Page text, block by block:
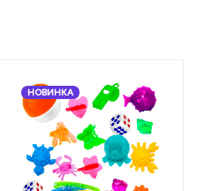
НОВИНКА